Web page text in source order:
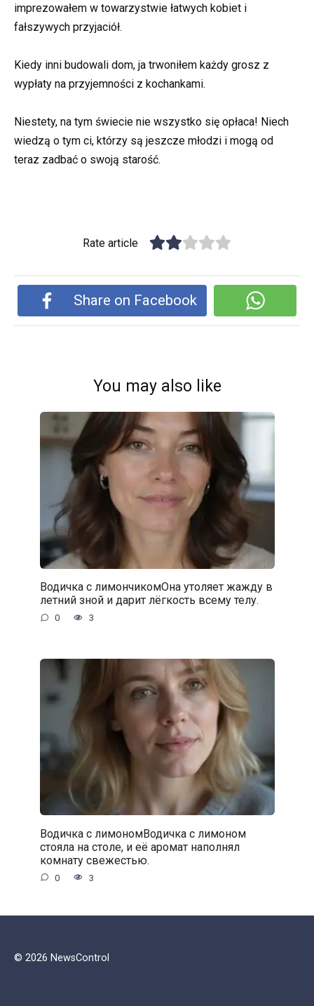
imprezowałem w towarzystwie łatwych kobiet i
fałszywych przyjaciół.
Kiedy inni budowali dom, ja trwoniłem każdy grosz z
wypłaty na przyjemności z kochankami.
Niestety, na tym świecie nie wszystko się opłaca! Niech
wiedzą o tym ci, którzy są jeszcze młodzi i mogą od
teraz zadbać o swoją starość.
Rate article
Share on Facebook
You may also like
Водичка с лимончикомОна утоляет жажду в
летний зной и дарит лёгкость всему телу.
0 3
Водичка с лимономВодичка с лимоном
стояла на столе, и её аромат наполнял
комнату свежестью.
0 3
© 2026 NewsControl